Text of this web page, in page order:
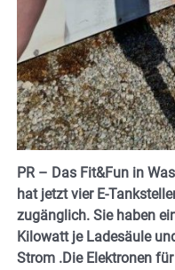
PR – Das Fit&Fun in
hat jetzt vier E-
zugänglich. Sie haben
Kilowatt je Ladesäule
Strom .Die Elektronen